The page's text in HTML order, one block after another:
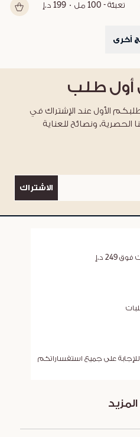
تعبئة - 100 مل 199 د.إ
أخرى
أول طلب
خصم %10 على طلبكم الأول عند الإشتراك في
الحصرية، ونصائح للعناية
الاشتراك
249 د.إ
للإجابة على جميع استفساراتكم